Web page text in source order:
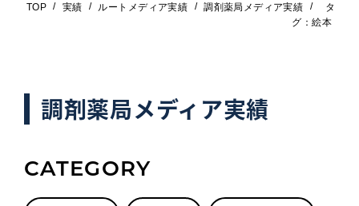
TOP / 実績 / ルートメディア実績 / 調剤薬局メディア実績 /
タ
グ：絵本
調剤薬局メディア実績
CATEGORY